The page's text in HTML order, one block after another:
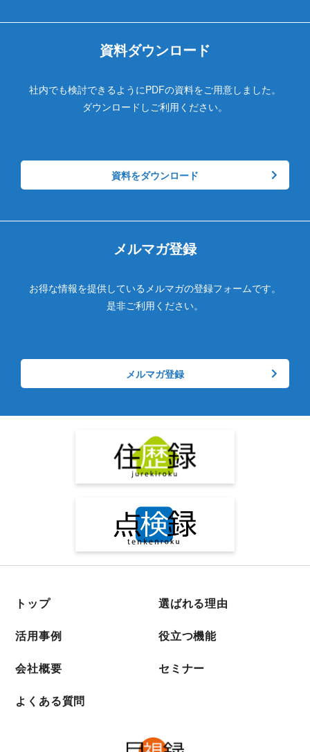
資料ダウンロード
社内でも検討できるようにPDFの資料をご用意しました。
ダウンロードしご利用ください。
資料をダウンロード
メルマガ登録
お得な情報を提供しているメルマガの登録フォームです。
是非ご利用ください。
メルマガ登録
トップ 選ばれる理由
活用事例 役立つ機能
会社概要 セミナー
よくある質問